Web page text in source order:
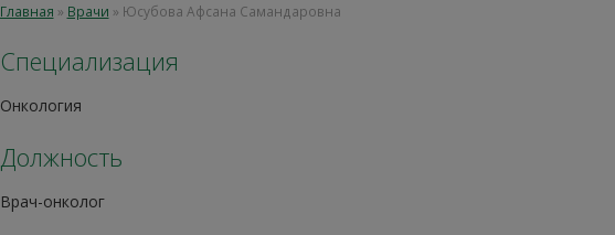
Главная » Врачи » Юсубова Афсана Самандаровна
Специализация
Онкология
Должность
Врач-онколог